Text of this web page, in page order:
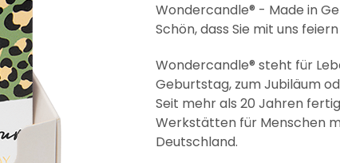
Wondercandle® - Made in
Schön, dass Sie mit uns
Wondercandle® steht für
Geburtstag, zum Jubiläum
Seit mehr als 20 Jahren
Werkstätten für Menschen
Deutschland.